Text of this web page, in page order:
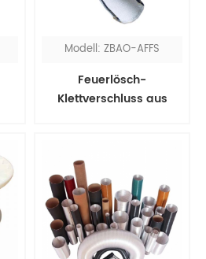
Modell: ZBAO-AFFS
Feuerlösch-
Klettverschluss aus